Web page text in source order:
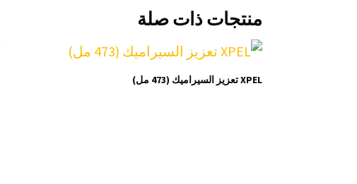
منتجات ذات صلة
XPEL تعزيز السيراميك (473 مل)